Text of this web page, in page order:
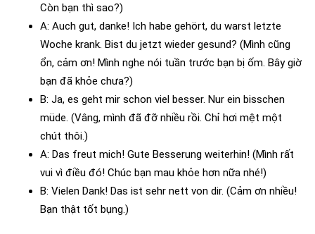
Còn bạn thì sao?)
A: Auch gut, danke! Ich habe gehört, du warst letzte
Woche krank. Bist du jetzt wieder gesund? (Mình cũng
ổn, cảm ơn! Mình nghe nói tuần trước bạn bị ốm. Bây giờ
bạn đã khỏe chưa?)
B: Ja, es geht mir schon viel besser. Nur ein bisschen
müde. (Vâng, mình đã đỡ nhiều rồi. Chỉ hơi mệt một
chút thôi.)
A: Das freut mich! Gute Besserung weiterhin! (Mình rất
vui vì điều đó! Chúc bạn mau khỏe hơn nữa nhé!)
B: Vielen Dank! Das ist sehr nett von dir. (Cảm ơn nhiều!
Bạn thật tốt bụng.)